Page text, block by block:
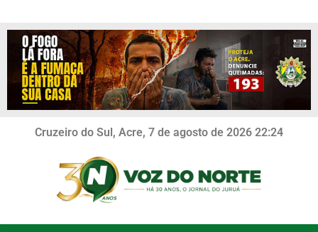
Cruzeiro do Sul, Acre, 7 de agosto de 2026 22:24